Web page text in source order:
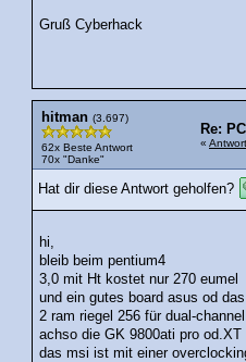
Gruß Cyberhack
hitman (3.697)
62x Beste Antwort
70x "Danke"
Re:
«
Hat dir diese Antwort geholfen?
hi,
bleib beim pentium4
3,0 mit Ht kostet nur 270 eumel
und ein gutes board asus od
2 ram riegel 256 für dual-
achso die GK 9800ati pro od.XT
das msi ist mit einer